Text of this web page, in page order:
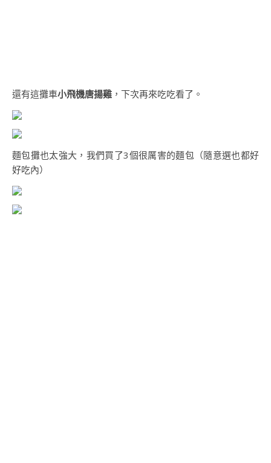
還有這攤車小飛機唐揚雞 ，下次再來吃吃看了。
麵包攤也太強大，我們買了3個很厲害的麵包（隨意選也都好
好吃內）